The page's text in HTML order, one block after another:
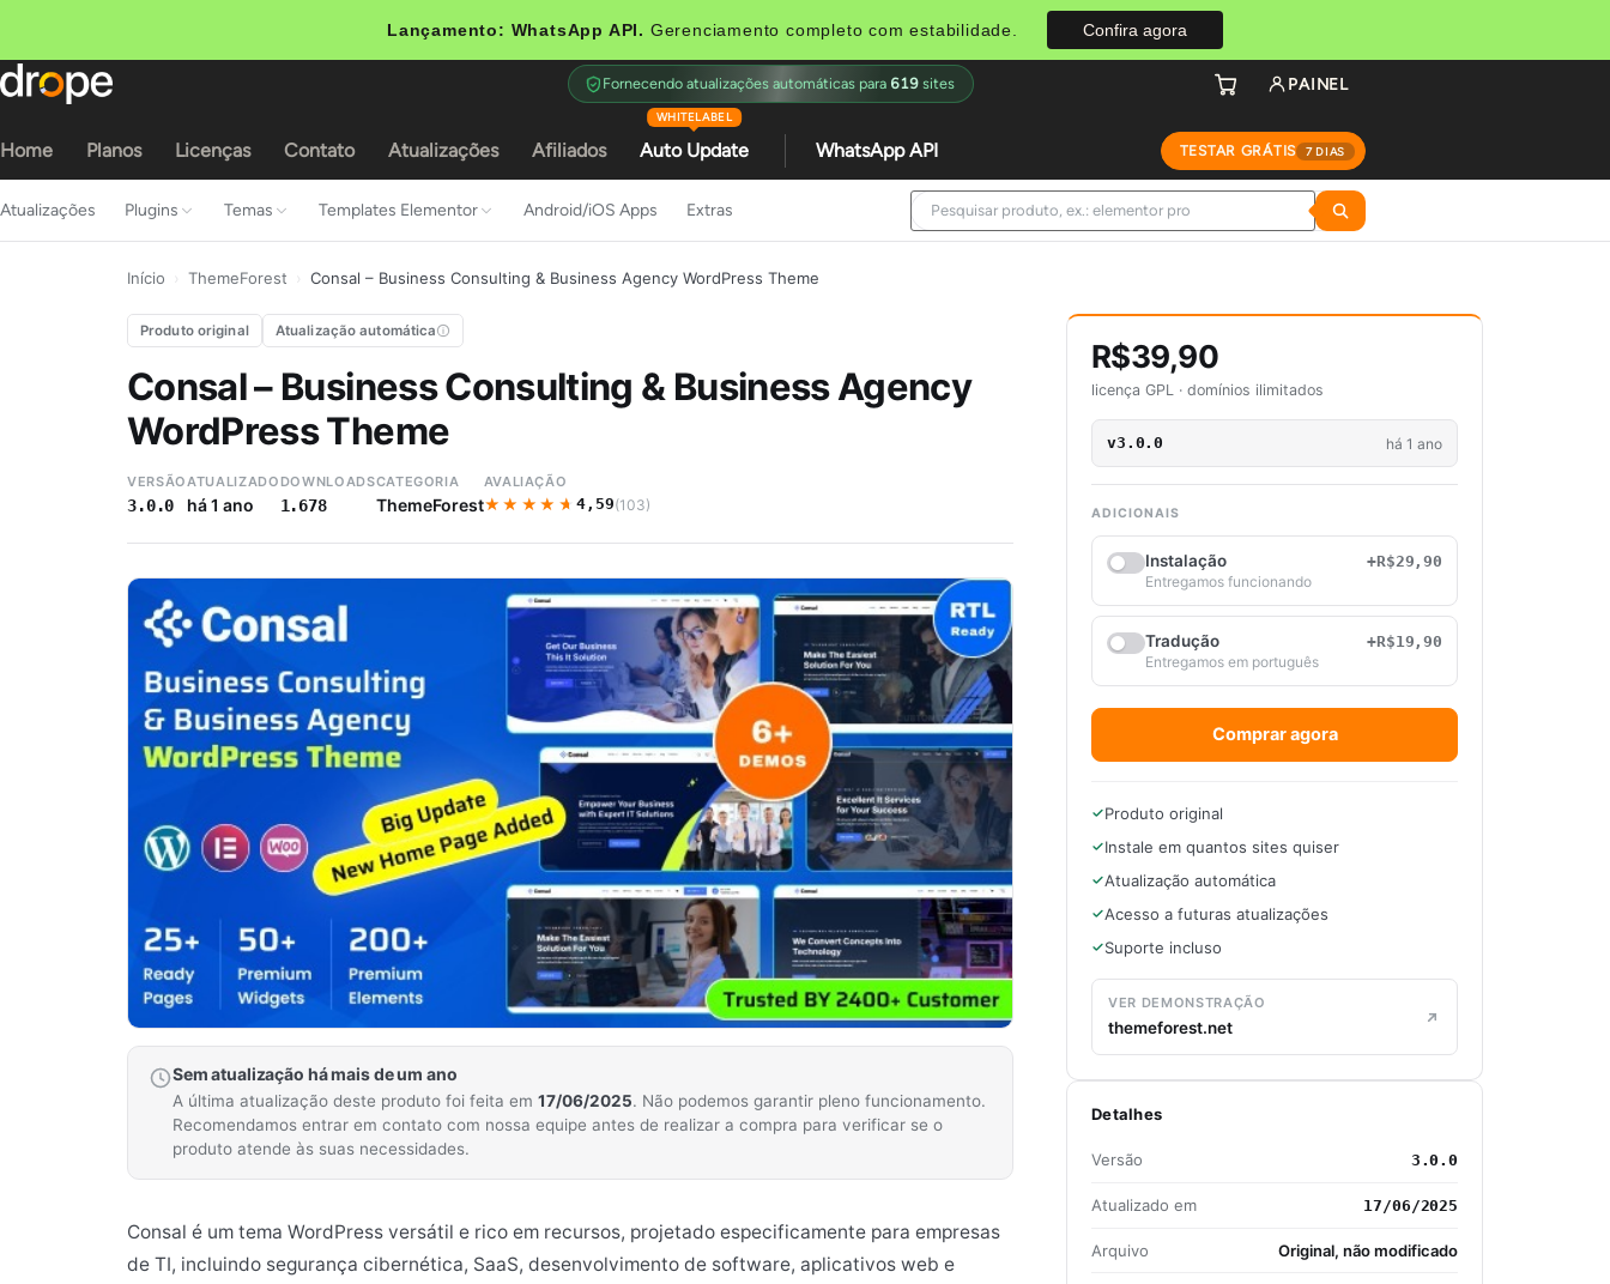
Lançamento: WhatsApp API. Gerenciamento completo com estabilidade. Confira agora
Home Planos Licenças Contato Atualizações Afiliados Auto Update
WHITELABEL
WhatsApp API TESTAR GRÁTIS 7 DIAS
Fornecendo atualizações automáticas para 619 sites PAINEL
Atualizações Plugins Temas Templates Elementor Android/iOS Apps Extras
Início ThemeForest Consal – Business Consulting & Business Agency WordPress Theme
Produto original Atualização automática
Consal – Business Consulting & Business Agency
WordPress Theme
VERSÃO
3.0.0
ATUALIZADO
há 1 ano
DOWNLOADS
1.678
CATEGORIA
ThemeForest
AVALIAÇÃO
★★★★★
★★★★★4,59(103)
Sem atualização há mais de um ano
A última atualização deste produto foi feita em 17/06/2025. Não podemos garantir pleno funcionamento.
Recomendamos entrar em contato com nossa equipe antes de realizar a compra para verificar se o
produto atende às suas necessidades.
Consal é um tema WordPress versátil e rico em recursos, projetado especificamente para empresas
de TI, incluindo segurança cibernética, SaaS, desenvolvimento de software, aplicativos web e
R$39,90
licença GPL · domínios ilimitados
v3.0.0 há 1 ano
ADICIONAIS
Instalação
+R$29,90
Entregamos funcionando
Tradução
+R$19,90
Entregamos em português
Comprar agora
Produto original
Instale em quantos sites quiser
Atualização automática
Acesso a futuras atualizações
Suporte incluso
VER DEMONSTRAÇÃO
themeforest.net
Detalhes
Versão 3.0.0
Atualizado em 17/06/2025
Arquivo Original, não modificado